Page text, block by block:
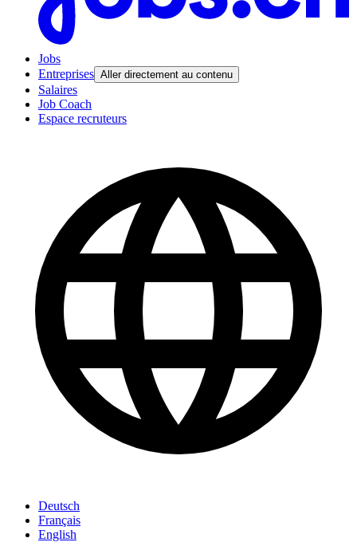
Jobs
Entreprises Aller directement au contenu
Salaires
Job Coach
Espace recruteurs
Deutsch
Français
English